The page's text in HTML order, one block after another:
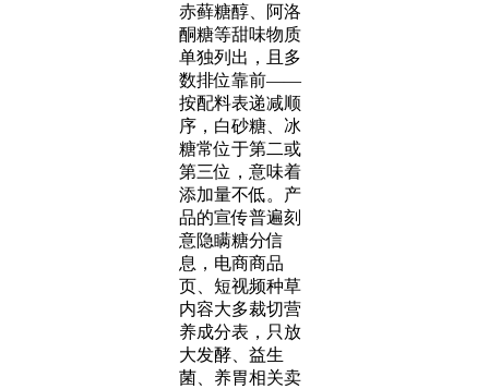
赤藓糖醇、阿洛
酮糖等甜味物质
单独列出，且多
数排位靠前——
按配料表递减顺
序，白砂糖、冰
糖常位于第二或
第三位，意味着
添加量不低。产
品的宣传普遍刻
意隐瞒糖分信
息，电商商品
页、短视频种草
内容大多裁切营
养成分表，只放
大发酵、益生
菌、养胃相关卖